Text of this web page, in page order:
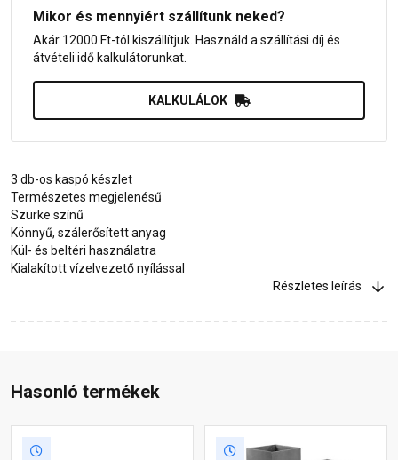
Mikor és mennyiért szállítunk neked?
Akár 12000 Ft-tól kiszállítjuk. Használd a szállítási díj és
átvételi idő kalkulátorunkat.
KALKULÁLOK
3 db-os kaspó készlet
Természetes megjelenésű
Szürke színű
Könnyű, szálerősített anyag
Kül- és beltéri használatra
Kialakított vízelvezető nyílással
Részletes leírás
Hasonló termékek